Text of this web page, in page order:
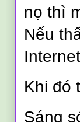
nọ thì
Nếu
Khi đó
Sáng